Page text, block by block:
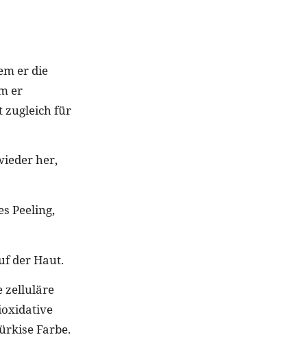
er die
er
zugleich für
her,
Peeling,
der Haut.
zelluläre
Farbe.